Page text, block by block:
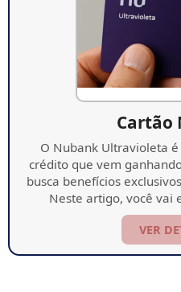
Cartão
O Nubank Ultravioleta
crédito que vem
busca benefícios
Neste artigo, você vai
VER